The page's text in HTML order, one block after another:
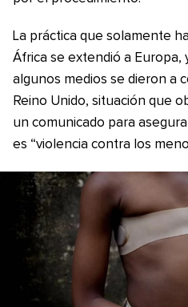
La práctica que solamente
África se extendió a Europa,
algunos medios se dieron a
Reino Unido, situación que
un comunicado para
es “violencia contra los